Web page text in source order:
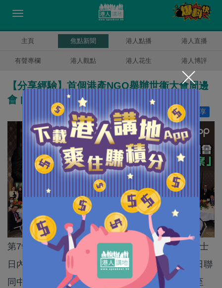
主頁 焦點新聞 港人點播 港人直播
有聲專欄 港人觀點 港人花生 港人博評
【分享經驗】首個港產NGO舉辦世衞大會周邊
會 向全球推廣防控登革熱「中國方案」
分享
讚好 18
第79屆世界衞生大會（WHA）周一（18日）在瑞士
日內瓦舉行。香港民間慈善機構共享基金會於同日聯
同中國疾控中心，在日內瓦洲際酒店舉辦「大道至